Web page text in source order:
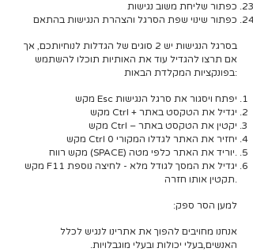
כפתור שליחת משוב נגישות
כפתור שינוי שפת הסרגל והצהרת הנגישות בהתאם
בסרגל הנגישות יש 2 סוגים של הגדלות לנוחיותכם, אך
אם תרצו להגדיל עוד את האותיות תוכלו להשתמש
בפונקציות המקלדת הבאות:
מקש Esc יפתח ויסגור את סרגל הנגישות
מקש Ctrl + יגדיל את הטקסט באתר
מקש Ctrl – יקטין את הטקסט באתר
מקש Ctrl 0 יחזיר את האתר לגדלו המקורי
מקש רווח (SPACE) יוריד את האתר כלפי מטה.
מקש F11 יגדיל את המסך לגודל מלא - לחיצה נוספת
תקטין אותו חזרה.
למען הסר ספק:
אנחנו מחויבים להפוך את אתרינו לנגיש לכלל
האנשים,בעלי יכולות ובעלי מוגבלויות.